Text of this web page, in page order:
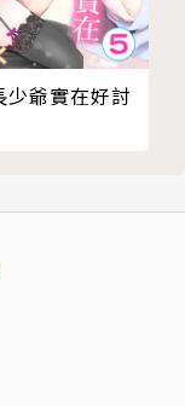
少爺實在好討